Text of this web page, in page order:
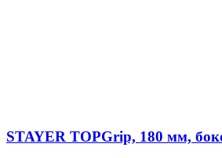
STAYER TOPGrip, 180 мм,